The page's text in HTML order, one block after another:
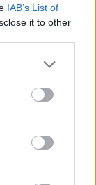
IAB’s List of
it to other
more Google
may click to
tags to
below Google
a sorból
a belgák
Új Hidegkuti